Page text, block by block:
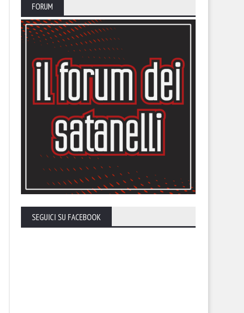
FORUM
SEGUICI SU FACEBOOK